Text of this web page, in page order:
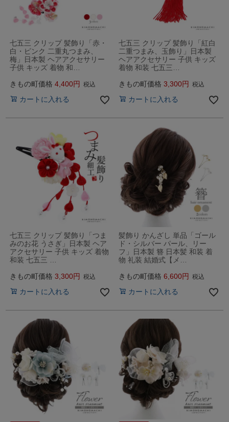
七五三 クリップ 髪飾り「赤・
白・ピンク 二重丸つまみ、
梅」日本製 ヘアアクセサリー
子供 キッズ 着物 和…
きもの町価格 4,400 税込
カートに入れる
七五三 クリップ 髪飾り「紅白
二重つまみ、玉飾り」日本製
ヘアアクセサリー 子供 キッズ
着物 和装 七五三…
きもの町価格 3,300 税込
カートに入れる
七五三 クリップ 髪飾り「つま
みのお花 うさぎ」日本製 ヘア
アクセサリー 子供 キッズ 着物
和装 七五三 …
きもの町価格 3,300 税込
カートに入れる
髪飾り かんざし 単品「ゴール
ド・シルバー パール、リー
フ」日本製 簪 日本髪 和装 着
物 礼装 結婚式【メ…
きもの町価格 6,600 税込
カートに入れる